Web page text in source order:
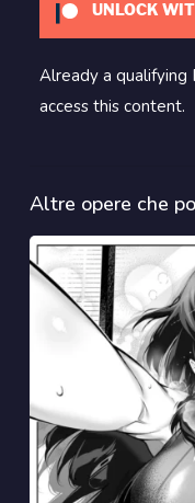
UNLOCK
Already a qualifying
access this content.
Altre opere che